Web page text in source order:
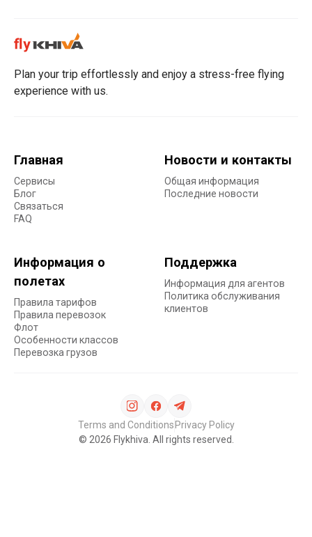
Plan your trip effortlessly and enjoy a stress-free flying
experience with us.
Главная
Сервисы
Блог
Связаться
FAQ
Новости и контакты
Общая информация
Последние новости
Информация о
полетах
Правила тарифов
Правила перевозок
Флот
Особенности классов
Перевозка грузов
Поддержка
Информация для агентов
Политика обслуживания
клиентов
Terms and Conditions Privacy Policy
© 2026 Flykhiva. All rights reserved.